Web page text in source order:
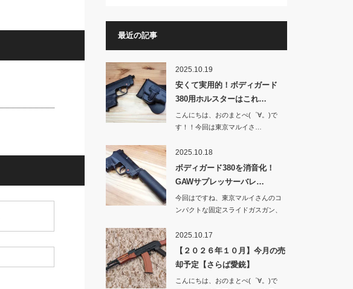
最近の記事
2025.10.19
安くて実用的！ボディガード
380用ホルスターはこれ…
こんにちは、おのまとぺ(゜∀。)で
す！！今回は東京マルイさ…
2025.10.18
ボディガード380を消音化！
GAWサプレッサーバレ…
今回はですね、東京マルイさんのコ
ンパクトな固定スライドガスガン、
2025.10.17
【２０２６年１０月】今月の売
却予定【さらば愛銃】
こんにちは、おのまとぺ(゜∀。)で